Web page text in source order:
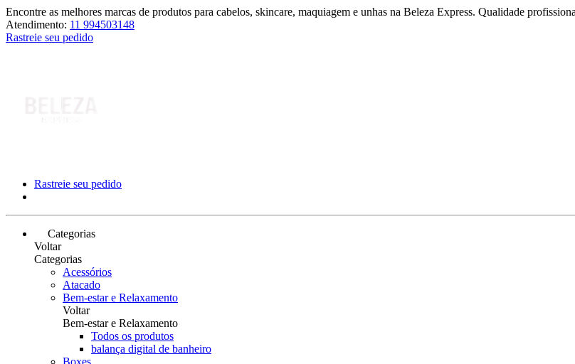
Encontre as melhores marcas de produtos para cabelos, skincare, maquiagem e unhas na Beleza Express. Qualidade
Atendimento: 11 994503148
Rastreie seu pedido
Rastreie seu pedido
Categorias
Voltar
Categorias
Acessórios
Atacado
Bem-estar e Relaxamento
Voltar
Bem-estar e Relaxamento
Todos os produtos
balança digital de banheiro
Boxes